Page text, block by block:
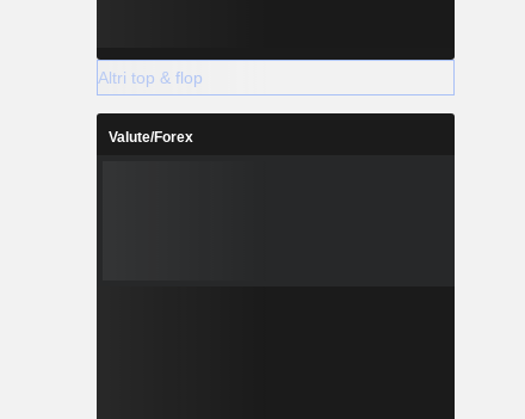
Altri top & flop
Valute/Forex